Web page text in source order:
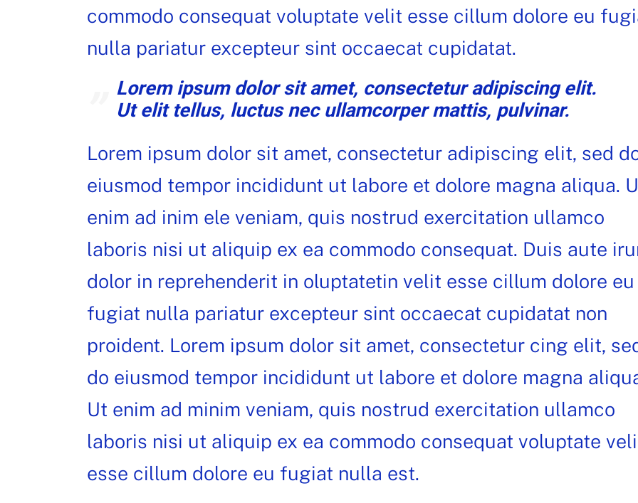
commodo consequat voluptate velit esse cillum dolore eu
nulla pariatur excepteur sint occaecat cupidatat.
Lorem ipsum dolor sit amet, consectetur adipiscing elit.
Ut elit tellus, luctus nec ullamcorper mattis, pulvinar.
Lorem ipsum dolor sit amet, consectetur adipiscing elit, sed
eiusmod tempor incididunt ut labore et dolore magna aliqua.
enim ad inim ele veniam, quis nostrud exercitation ullamco
laboris nisi ut aliquip ex ea commodo consequat. Duis aute
dolor in reprehenderit in oluptatetin velit esse cillum dolore eu
fugiat nulla pariatur excepteur sint occaecat cupidatat non
proident. Lorem ipsum dolor sit amet, consectetur cing elit,
do eiusmod tempor incididunt ut labore et dolore magna
Ut enim ad minim veniam, quis nostrud exercitation ullamco
laboris nisi ut aliquip ex ea commodo consequat voluptate
esse cillum dolore eu fugiat nulla est.